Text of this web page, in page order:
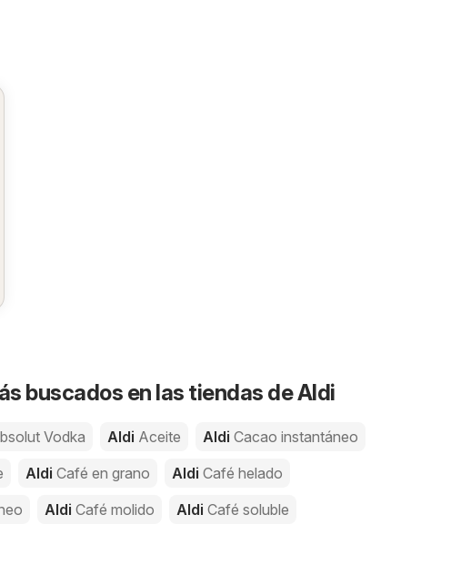
buscados en las tiendas de Aldi
Vodka Aldi Aceite Aldi Cacao instantáneo
Aldi Café en grano Aldi Café helado
Aldi Café molido Aldi Café soluble